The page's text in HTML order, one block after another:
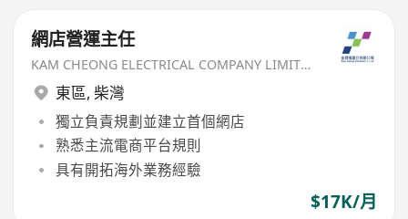
網店營運主任
KAM CHEONG ELECTRICAL COMPANY LIMITED
東區, 柴灣
獨立負責規劃並建立首個網店
熟悉主流電商平台規則
具有開拓海外業務經驗
$17K/月